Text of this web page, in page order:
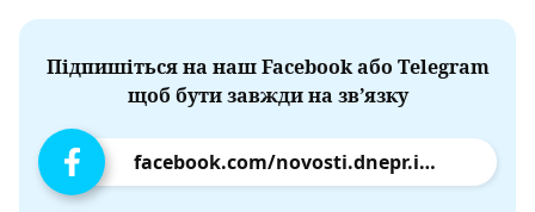
Підпишіться на наш Facebook або Telegram
щоб бути завжди на зв’язку
facebook.com/novosti.dnepr.info